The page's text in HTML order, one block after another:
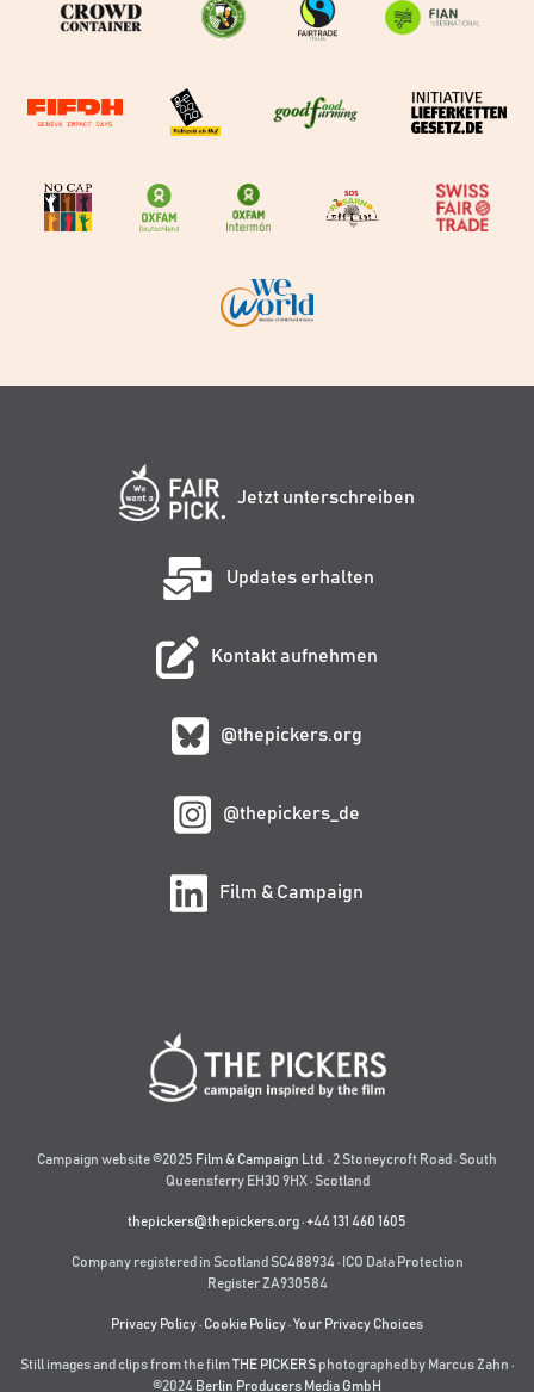
Jetzt unterschreiben
Updates erhalten
Kontakt aufnehmen
@thepickers.org
@thepickers_de
Film & Campaign
Campaign website ©2025 Film & Campaign Ltd. · 2 Stoneycroft Road · South
Queensferry EH30 9HX · Scotland
thepickers@thepickers.org·+44 131 460 1605
Company registered in Scotland SC488934 · ICO Data Protection
Register ZA930584
Privacy Policy· Cookie Policy·Your Privacy Choices
Still images and clips from the filmTHE PICKERS photographed by Marcus Zahn ·
©2024 Berlin Producers Media GmbH